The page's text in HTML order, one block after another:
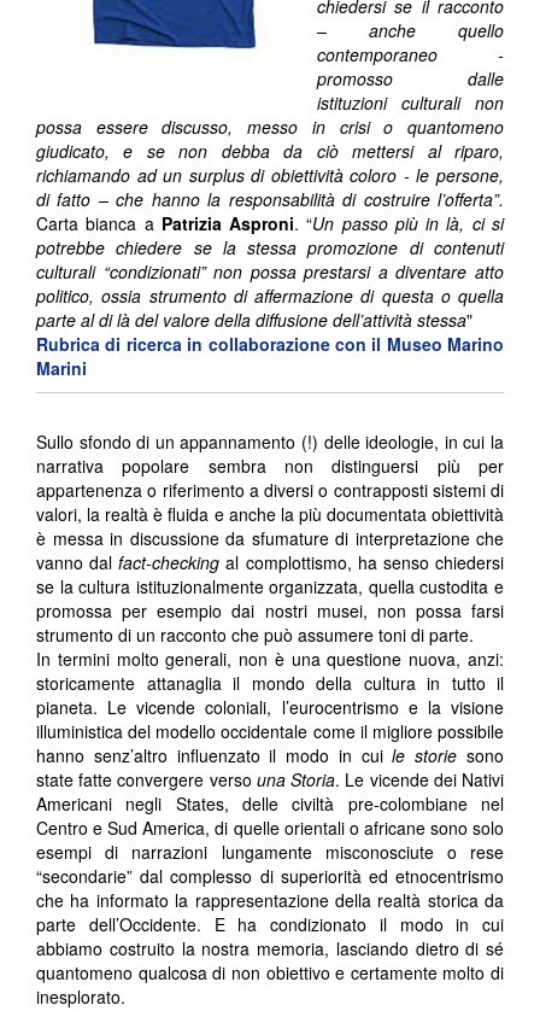
chiedersi se il racconto
– anche quello
contemporaneo -
promosso dalle
istituzioni culturali non
possa essere discusso, messo in crisi o quantomeno
giudicato, e se non debba da ciò mettersi al riparo,
richiamando ad un surplus di obiettività coloro - le persone,
di fatto – che hanno la responsabilità di costruire l’offerta”.
Carta bianca a Patrizia Asproni. “Un passo più in là, ci si
potrebbe chiedere se la stessa promozione di contenuti
culturali “condizionati” non possa prestarsi a diventare atto
politico, ossia strumento di affermazione di questa o quella
parte al di là del valore della diffusione dell’attività stessa"
Rubrica di ricerca in collaborazione con il Museo Marino
Marini
Sullo sfondo di un appannamento (!) delle ideologie, in cui la
narrativa popolare sembra non distinguersi più per
appartenenza o riferimento a diversi o contrapposti sistemi di
valori, la realtà è fluida e anche la più documentata obiettività
è messa in discussione da sfumature di interpretazione che
vanno dalfact-checking al complottismo, ha senso chiedersi
se la cultura istituzionalmente organizzata, quella custodita e
promossa per esempio dai nostri musei, non possa farsi
strumento di un racconto che può assumere toni di parte.
In termini molto generali, non è una questione nuova, anzi:
storicamente attanaglia il mondo della cultura in tutto il
pianeta. Le vicende coloniali, l’eurocentrismo e la visione
illuministica del modello occidentale come il migliore possibile
hanno senz’altro influenzato il modo in cuile storie sono
state fatte convergere verso una Storia. Le vicende dei Nativi
Americani negli States, delle civiltà pre-colombiane nel
Centro e Sud America, di quelle orientali o africane sono solo
esempi di narrazioni lungamente misconosciute o rese
“secondarie” dal complesso di superiorità ed etnocentrismo
che ha informato la rappresentazione della realtà storica da
parte dell’Occidente. E ha condizionato il modo in cui
abbiamo costruito la nostra memoria, lasciando dietro di sé
quantomeno qualcosa di non obiettivo e certamente molto di
inesplorato.